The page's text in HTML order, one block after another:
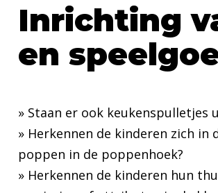
Inrichting
en
» Staan er ook keukenspulletjes
» Herkennen de kinderen zich
poppen in de poppenhoek?
» Herkennen de kinderen hun